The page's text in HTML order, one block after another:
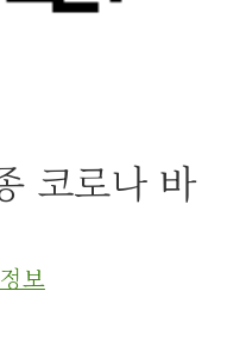
코로나 바
보